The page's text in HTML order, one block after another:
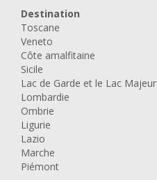
Destination
Toscane
Veneto
Côte amalfitaine
Sicile
Lac de Garde et le Lac Majeur
Lombardie
Ombrie
Ligurie
Lazio
Marche
Piémont